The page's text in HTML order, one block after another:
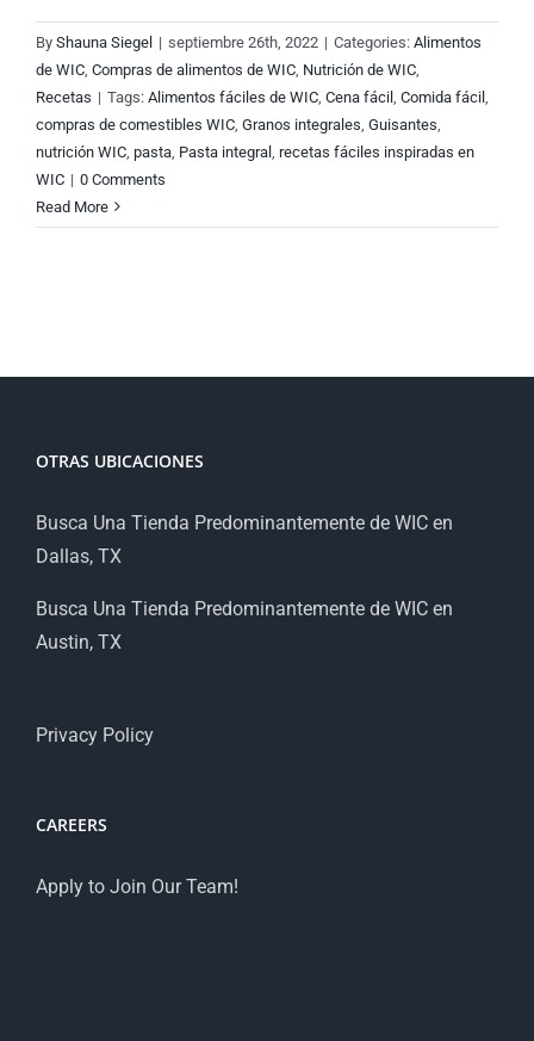
By Shauna Siegel | septiembre 26th, 2022 | Categories: Alimentos
de WIC Compras de alimentos de WIC Nutrición de WIC
Recetas | Tags: Alimentos fáciles de WIC Cena fácil Comida fácil
compras de comestibles WIC Granos integrales Guisantes
nutrición WIC pasta Pasta integral recetas fáciles inspiradas en
WIC | 0 Comments
Read More
OTRAS UBICACIONES
Busca Una Tienda Predominantemente de WIC en
Dallas, TX
Busca Una Tienda Predominantemente de WIC en
Austin, TX
Privacy Policy
CAREERS
Apply to Join Our Team!